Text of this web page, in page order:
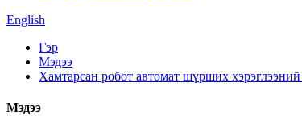
English
Гэр
Мэдээ
Хамтарсан робот автомат шүрших
Мэдээ